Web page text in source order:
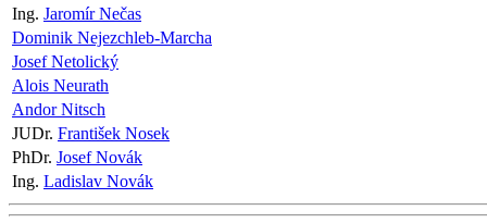
Ing. Jaromír Nečas
Dominik Nejezchleb-Marcha
Josef Netolický
Alois Neurath
Andor Nitsch
JUDr. František Nosek
PhDr. Josef Novák
Ing. Ladislav Novák